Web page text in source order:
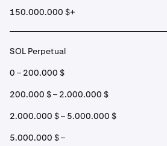
150.000.000 $+
SOL Perpetual
0 – 200.000 $
200.000 $ – 2.000.000 $
2.000.000 $ – 5.000.000 $
5.000.000 $ –